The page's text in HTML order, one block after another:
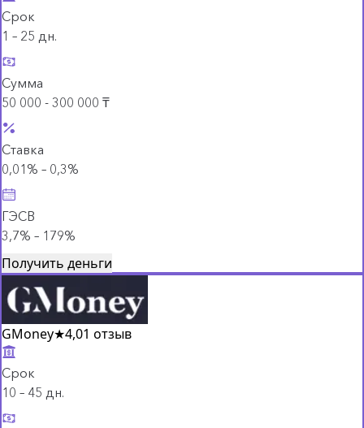
Срок
1 – 25 дн.
Сумма
50 000 - 300 000 ₸
Ставка
0,01% – 0,3%
ГЭСВ
3,7% – 179%
Получить деньги
GMoney★4,01 отзыв
Срок
10 – 45 дн.